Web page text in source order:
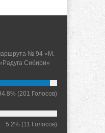
№ 94 «М.
Сибири»
(201 Голосов)
5.2% (11 Голосов)